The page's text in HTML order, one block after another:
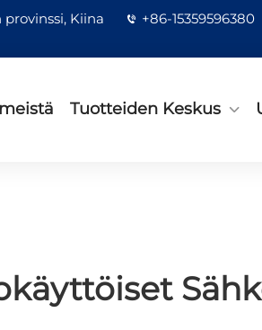
Kiina
+86-15359596380
Tuotteiden Keskus